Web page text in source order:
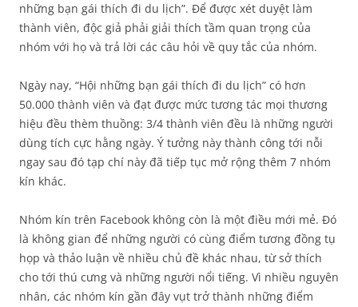
những bạn gái thích đi du lịch”. Để được xét duyệt làm
thành viên, độc giả phải giải thích tầm quan trọng của
nhóm với họ và trả lời các câu hỏi về quy tắc của nhóm.
Ngày nay, “Hội những bạn gái thích đi du lịch” có hơn
50.000 thành viên và đạt được mức tương tác mọi thương
hiệu đều thèm thuồng: 3/4 thành viên đều là những người
dùng tích cực hằng ngày. Ý tưởng này thành công tới nỗi
ngay sau đó tạp chí này đã tiếp tục mở rộng thêm 7 nhóm
kín khác.
Nhóm kín trên Facebook không còn là một điều mới mẻ. Đó
là không gian để những người có cùng điểm tương đồng tụ
họp và thảo luận về nhiều chủ đề khác nhau, từ sở thích
cho tới thú cưng và những người nổi tiếng. Vì nhiều nguyên
nhân, các nhóm kín gần đây vụt trở thành những điểm